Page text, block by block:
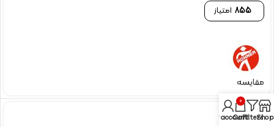
855 امتیاز
مقایسه
Shop
Filters
0
Cart
My account